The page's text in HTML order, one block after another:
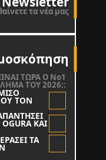
τα νέα μας
ΤΩΡΑ Ο Νο1
ΤΟΥ 2026;:
ΤΟΝ
KAI
ΤΑ